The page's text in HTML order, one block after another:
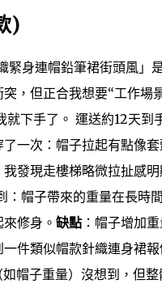
)
身連帽鉛筆裙街頭風」
，但正合我想要“工作場
下手了。 運送約12天到
一次：帽子拉起有點像
發現走樓梯略微拉扯感
帽子帶來的重量在長時
修身。 缺點：帽子增加
件類似帽款針織連身裙
帽子重量）沒想到，但